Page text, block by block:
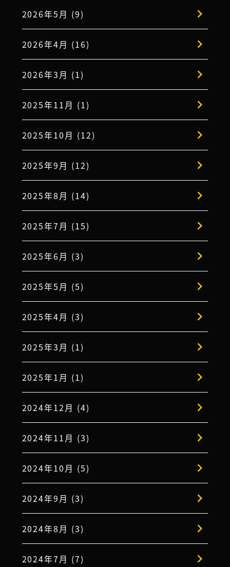
2026年5月 (9)
2026年4月 (16)
2026年3月 (1)
2025年11月 (1)
2025年10月 (12)
2025年9月 (12)
2025年8月 (14)
2025年7月 (15)
2025年6月 (3)
2025年5月 (5)
2025年4月 (3)
2025年3月 (1)
2025年1月 (1)
2024年12月 (4)
2024年11月 (3)
2024年10月 (5)
2024年9月 (3)
2024年8月 (3)
2024年7月 (7)